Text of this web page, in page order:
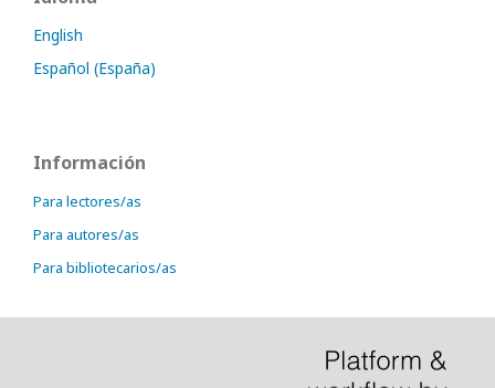
English
Español (España)
Información
Para lectores/as
Para autores/as
Para bibliotecarios/as